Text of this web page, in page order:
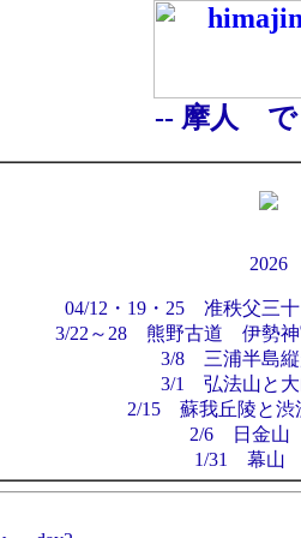
-- 摩人 で
2026
04/12・19・25 准秩父三
3/22～28 熊野古道 伊勢
3/8 三浦半島
3/1 弘法山と
2/15 蘇我丘陵と
2/6 日金山
1/31 幕山